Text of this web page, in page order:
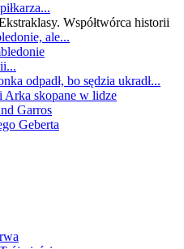
Współtwórca historii
ale...
odpadł, bo sędzia ukradł...
Arka skopane w lidze
Garros
Geberta